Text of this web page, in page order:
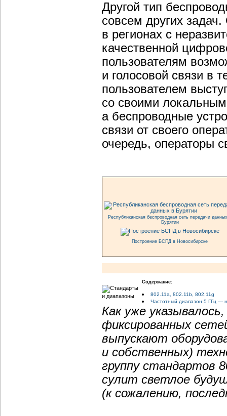
Другой тип
совсем других
в регионах с
качественной
пользователям
и голосовой связи в
пользователем
со своими
а беспроводные
связи от своего
очередь, операторы
Республиканская беспроводная сеть передачи
Бурятии
Построение БСПД в Новосибирске
Содержание:
802.11a, 802.11b, 802.11g
Частотный диапазон 5 ГГц —
Как уже
фиксированных
выпускают
и собственных)
группу стандартов
сулит светлое
(к сожалению,